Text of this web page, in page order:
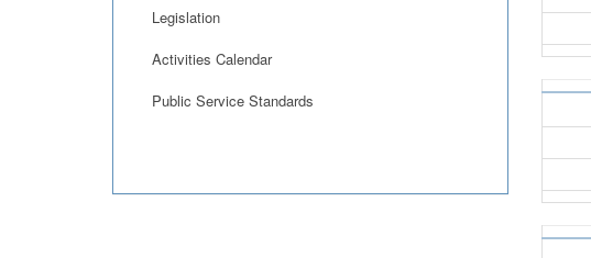
Legislation
Activities Calendar
Public Service Standards